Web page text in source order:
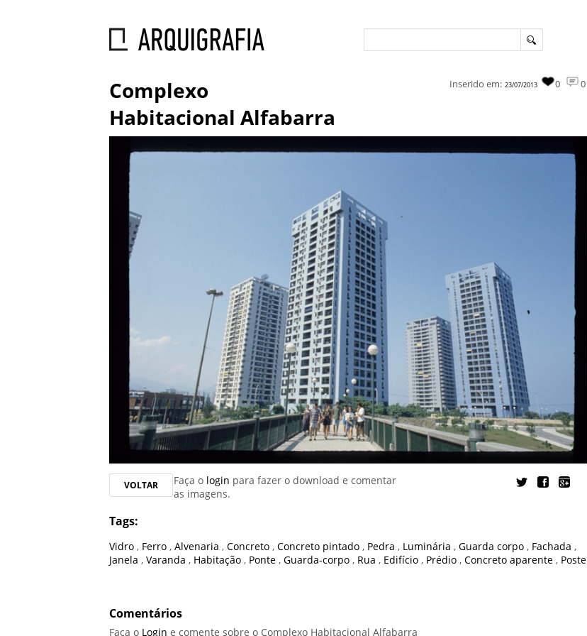
Complexo
Habitacional Alfabarra
0
0
Inserido em: 23/07/2013
VOLTAR Faça o login para fazer o download e comentar
as imagens.
Tags:
Vidro, Ferro,Alvenaria,Concreto,Concreto pintado, Pedra, Luminária,Guarda corpo, Fachada,
Janela,Varanda, Habitação, Ponte,Guarda-corpo, Rua, Edifício, Prédio,Concreto aparente, Poste
Comentários
Faça o Login e comente sobre o Complexo Habitacional Alfabarra